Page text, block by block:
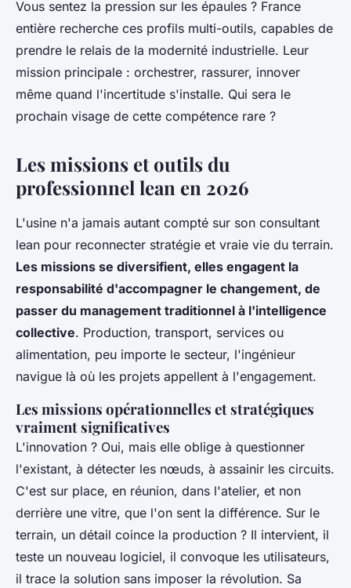
Vous sentez la pression sur les épaules ? France
entière recherche ces profils multi-outils, capables de
prendre le relais de la modernité industrielle. Leur
mission principale : orchestrer, rassurer, innover
même quand l'incertitude s'installe. Qui sera le
prochain visage de cette compétence rare ?
Les missions et outils du
professionnel lean en 2026
L'usine n'a jamais autant compté sur son consultant
lean pour reconnecter stratégie et vraie vie du terrain.
Les missions se diversifient, elles engagent la
responsabilité d'accompagner le changement, de
passer du management traditionnel à l'intelligence
collective. Production, transport, services ou
alimentation, peu importe le secteur, l'ingénieur
navigue là où les projets appellent à l'engagement.
Les missions opérationnelles et stratégiques
vraiment significatives
L'innovation ? Oui, mais elle oblige à questionner
l'existant, à détecter les nœuds, à assainir les circuits.
C'est sur place, en réunion, dans l'atelier, et non
derrière une vitre, que l'on sent la différence. Sur le
terrain, un détail coince la production ? Il intervient, il
teste un nouveau logiciel, il convoque les utilisateurs,
il trace la solution sans imposer la révolution. Sa